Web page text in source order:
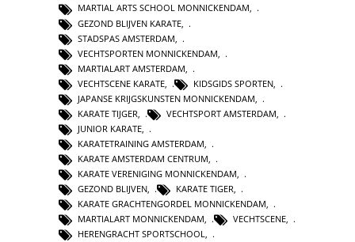
MARTIAL ARTS SCHOOL MONNICKENDAM,
GEZOND BLIJVEN KARATE
STADSPAS AMSTERDAM
VECHTSPORTEN MONNICKENDAM
MARTIALART AMSTERDAM
VECHTSCENE KARATE
KIDSGIDS SPORTEN
JAPANSE KRIJGSKUNSTEN MONNICKENDAM
KARATE TIJGER
VECHTSPORT AMSTERDAM
JUNIOR KARATE
KARATETRAINING AMSTERDAM,
KARATE AMSTERDAM CENTRUM,
KARATE VERENIGING MONNICKENDAM,
GEZOND BLIJVEN, KARATE TIGER,
KARATE GRACHTENGORDEL MONNICKENDAM,
MARTIALART MONNICKENDAM, VECHTSCENE,
HERENGRACHT SPORTSCHOOL,